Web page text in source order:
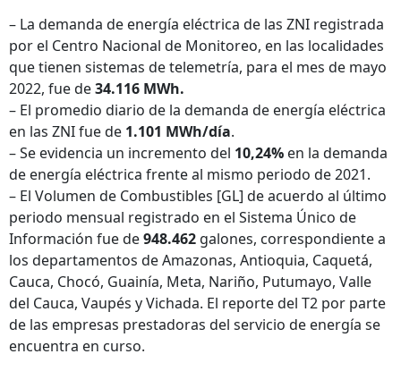
– La demanda de energía eléctrica de las ZNI registrada
por el Centro Nacional de Monitoreo, en las localidades
que tienen sistemas de telemetría, para el mes de mayo
2022, fue de34.116 MWh.
– El promedio diario de la demanda de energía eléctrica
en las ZNI fue de 1.101 MWh/día.
– Se evidencia un incremento del 10,24% en la demanda
de energía eléctrica frente al mismo periodo de 2021.
– El Volumen de Combustibles [GL] de acuerdo al último
periodo mensual registrado en el Sistema Único de
Información fue de948.462 galones, correspondiente a
los departamentos de Amazonas, Antioquia, Caquetá,
Cauca, Chocó, Guainía, Meta, Nariño, Putumayo, Valle
del Cauca, Vaupés y Vichada. El reporte del T2 por parte
de las empresas prestadoras del servicio de energía se
encuentra en curso.